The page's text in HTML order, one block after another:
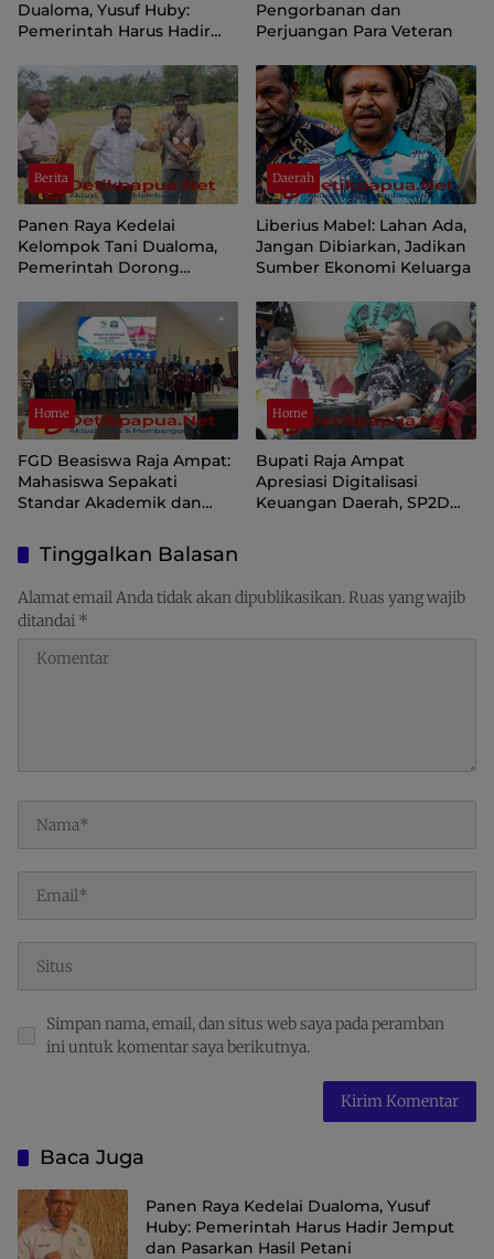
Dualoma, Yusuf Huby:
Pemerintah Harus Hadir
Petani
Pengorbanan dan
Perjuangan Para Veteran
Berita
Panen Raya Kedelai
Kelompok Tani Dualoma,
Pemerintah Dorong
Kembali ke Kebun
Daerah
Liberius Mabel: Lahan Ada,
Jangan Dibiarkan, Jadikan
Sumber Ekonomi Keluarga
Home
FGD Beasiswa Raja Ampat:
Mahasiswa Sepakati
Standar Akademik dan
Home
Bupati Raja Ampat
Apresiasi Digitalisasi
Keuangan Daerah, SP2D
Tinggalkan Balasan
Alamat email Anda tidak akan dipublikasikan.Ruas yang wajib
ditandai *
Simpan nama, email, dan situs web saya pada peramban
ini untuk komentar saya berikutnya.
Baca Juga
Panen Raya Kedelai Dualoma, Yusuf
Huby: Pemerintah Harus Hadir Jemput
dan Pasarkan Hasil Petani